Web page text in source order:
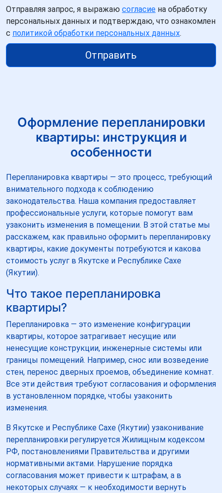
Отправляя запрос, я выражаю согласие на обработку
персональных данных и подтверждаю, что ознакомлен
с политикой обработки персональных данных.
Отправить
Оформление перепланировки
квартиры: инструкция и
особенности
Перепланировка квартиры — это процесс, требующий
внимательного подхода к соблюдению
законодательства. Наша компания предоставляет
профессиональные услуги, которые помогут вам
узаконить изменения в помещении. В этой статье мы
расскажем, как правильно оформить перепланировку
квартиры, какие документы потребуются и какова
стоимость услуг в Якутске и Республике Сахе
(Якутии).
Что такое перепланировка
квартиры?
Перепланировка — это изменение конфигурации
квартиры, которое затрагивает несущие или
ненесущие конструкции, инженерные системы или
границы помещений. Например, снос или возведение
стен, перенос дверных проемов, объединение комнат.
Все эти действия требуют согласования и оформления
в установленном порядке, чтобы узаконить
изменения.
В Якутске и Республике Сахе (Якутии) узаконивание
перепланировки регулируется Жилищным кодексом
РФ, постановлениями Правительства и другими
нормативными актами. Нарушение порядка
согласования может привести к штрафам, а в
некоторых случаях — к необходимости вернуть